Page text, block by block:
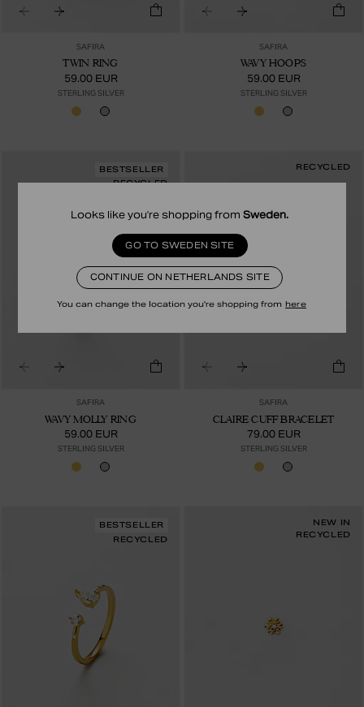
Looks like you're shopping from Sweden.
GO TO SWEDEN SITE
CONTINUE ON NETHERLANDS SITE
You can change the location you're shopping from here
SAFIRA
TWIN RING
59.00 EUR
STERLING SILVER
SAFIRA
WAVY HOOPS
59.00 EUR
STERLING SILVER
BESTSELLER
RECYCLED
SAFIRA
WAVY MOLLY RING
59.00 EUR
STERLING SILVER
RECYCLED
SAFIRA
CLAIRE CUFF BRACELET
79.00 EUR
STERLING SILVER
BESTSELLER
RECYCLED
NEW IN
RECYCLED